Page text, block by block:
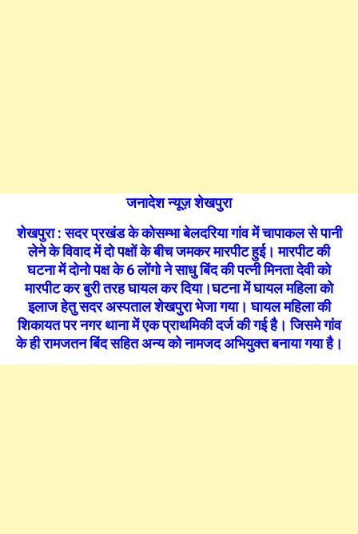
जनादेश न्यूज़ शेखपुरा
शेखपुरा : सदर प्रखंड के कोसम्भा बेलदरिया गांव में चापाकल से पानी
लेने के विवाद में दो पक्षों के बीच जमकर मारपीट हुई। मारपीट की
घटना में दोनो पक्ष के 6 लोंगो ने साधु बिंद की पत्नी मिनता देवी को
मारपीट कर बुरी तरह घायल कर दिया।घटना में घायल महिला को
इलाज हेतु सदर अस्पताल शेखपुरा भेजा गया। घायल महिला की
शिकायत पर नगर थाना में एक प्राथमिकी दर्ज की गई है। जिसमे गांव
के ही रामजतन बिंद सहित अन्य को नामजद अभियुक्त बनाया गया है।